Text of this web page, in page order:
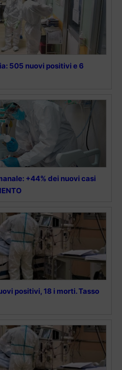
505 nuovi positivi e 6
+44% dei nuovi casi
positivi, 18 i morti. Tasso